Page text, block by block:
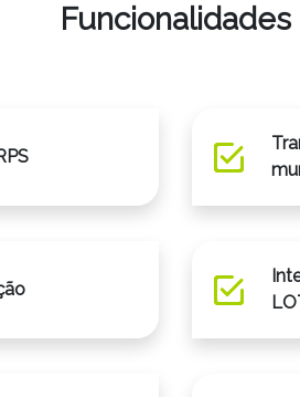
Funcionalidades